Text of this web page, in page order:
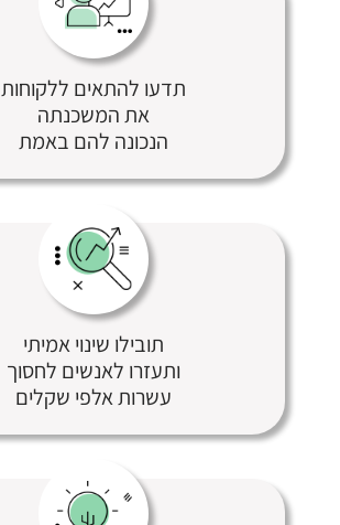
תדעו להתאים ללקוחות
את המשכנתה
הנכונה להם באמת
תובילו שינוי אמיתי
ותעזרו לאנשים לחסוך
עשרות אלפי שקלים